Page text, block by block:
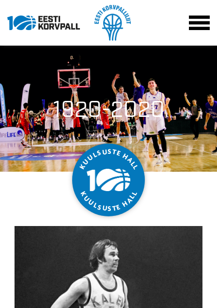
K
UULSUSTEHAL
L
K
UULSUSTEHA
L
L
1920-2020